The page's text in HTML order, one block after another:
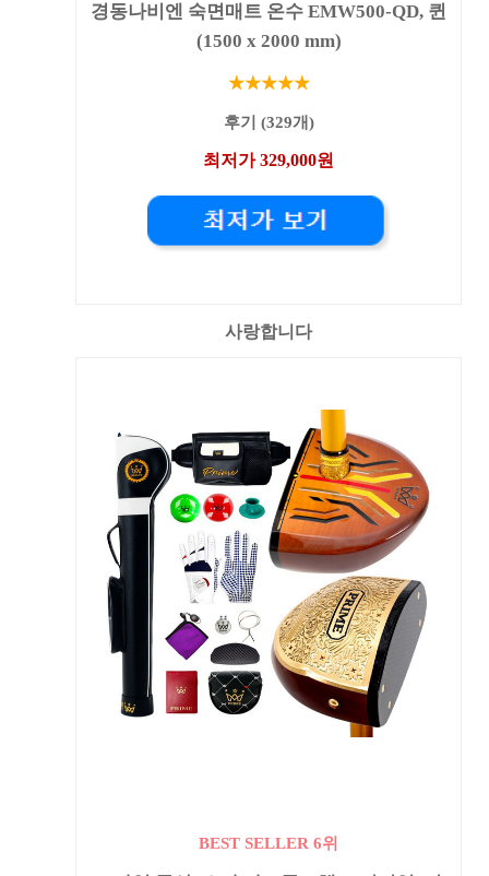
경동나비엔 숙면매트 온수 EMW500-QD, 퀸
(1500 x 2000 mm)
★★★★★
후기 (329개)
최저가 329,000원
사랑합니다
BEST SELLER 6위